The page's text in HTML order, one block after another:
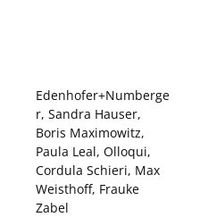
Edenhofer+Numberge
r, Sandra Hauser,
Boris Maximowitz,
Paula Leal, Olloqui,
Cordula Schieri, Max
Weisthoff, Frauke
Zabel